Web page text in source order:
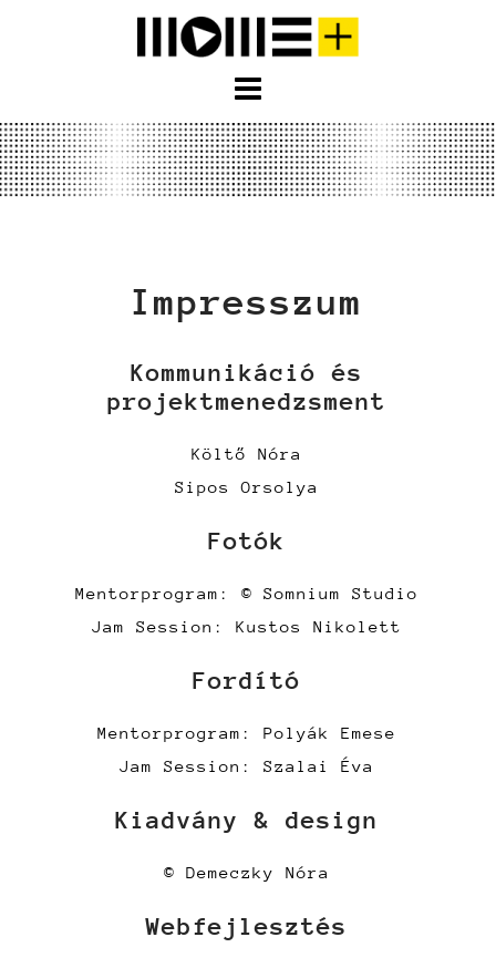
t
o
c
Impresszum
Kommunikáció és
projektmenedzsment
Költő Nóra
Sipos Orsolya
Fotók
Mentorprogram: © Somnium Studio
Jam Session: Kustos Nikolett
Fordító
Mentorprogram: Polyák Emese
Jam Session: Szalai Éva
Kiadvány & design
© Demeczky Nóra
Webfejlesztés